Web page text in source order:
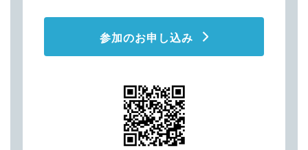
参加のお申し込み